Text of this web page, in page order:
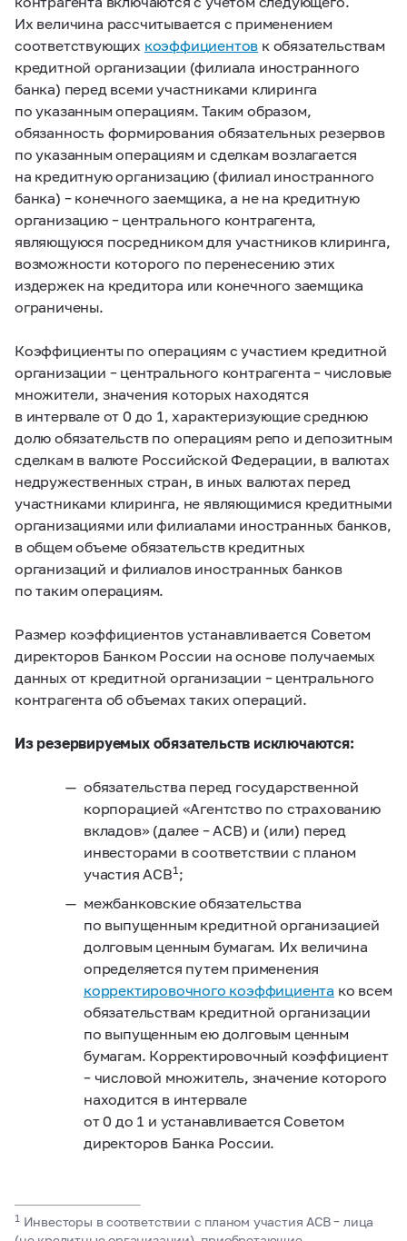
Их величина рассчитывается с применением
соответствующих коэффициентов к обязательствам
кредитной организации (филиала иностранного
банка) перед всеми участниками клиринга
по указанным операциям. Таким образом,
обязанность формирования обязательных резервов
по указанным операциям и сделкам возлагается
на кредитную организацию (филиал иностранного
банка) – конечного заемщика, а не на кредитную
организацию – центрального контрагента,
являющуюся посредником для участников клиринга,
возможности которого по перенесению этих
издержек на кредитора или конечного заемщика
ограничены.
Коэффициенты по операциям с участием кредитной
организации – центрального контрагента – числовые
множители, значения которых находятся
в интервале от 0 до 1, характеризующие среднюю
долю обязательств по операциям репо и депозитным
сделкам в валюте Российской Федерации, в валютах
недружественных стран, в иных валютах перед
участниками клиринга, не являющимися кредитными
организациями или филиалами иностранных банков,
в общем объеме обязательств кредитных
организаций и филиалов иностранных банков
по таким операциям.
Размер коэффициентов устанавливается Советом
директоров Банком России на основе получаемых
данных от кредитной организации – центрального
контрагента об объемах таких операций.
Из резервируемых обязательств исключаются:
обязательства перед государственной
корпорацией «Агентство по страхованию
вкладов» (далее – АСВ) и (или) перед
инвесторами в соответствии с планом
участия АСВ1;
межбанковские обязательства
по выпущенным кредитной организацией
долговым ценным бумагам. Их величина
определяется путем применения
корректировочного коэффициента ко всем
обязательствам кредитной организации
по выпущенным ею долговым ценным
бумагам. Корректировочный коэффициент
– числовой множитель, значение которого
находится в интервале
от 0 до 1 и устанавливается Советом
директоров Банка России.
1Инвесторы в соответствии с планом участия АСВ – лица